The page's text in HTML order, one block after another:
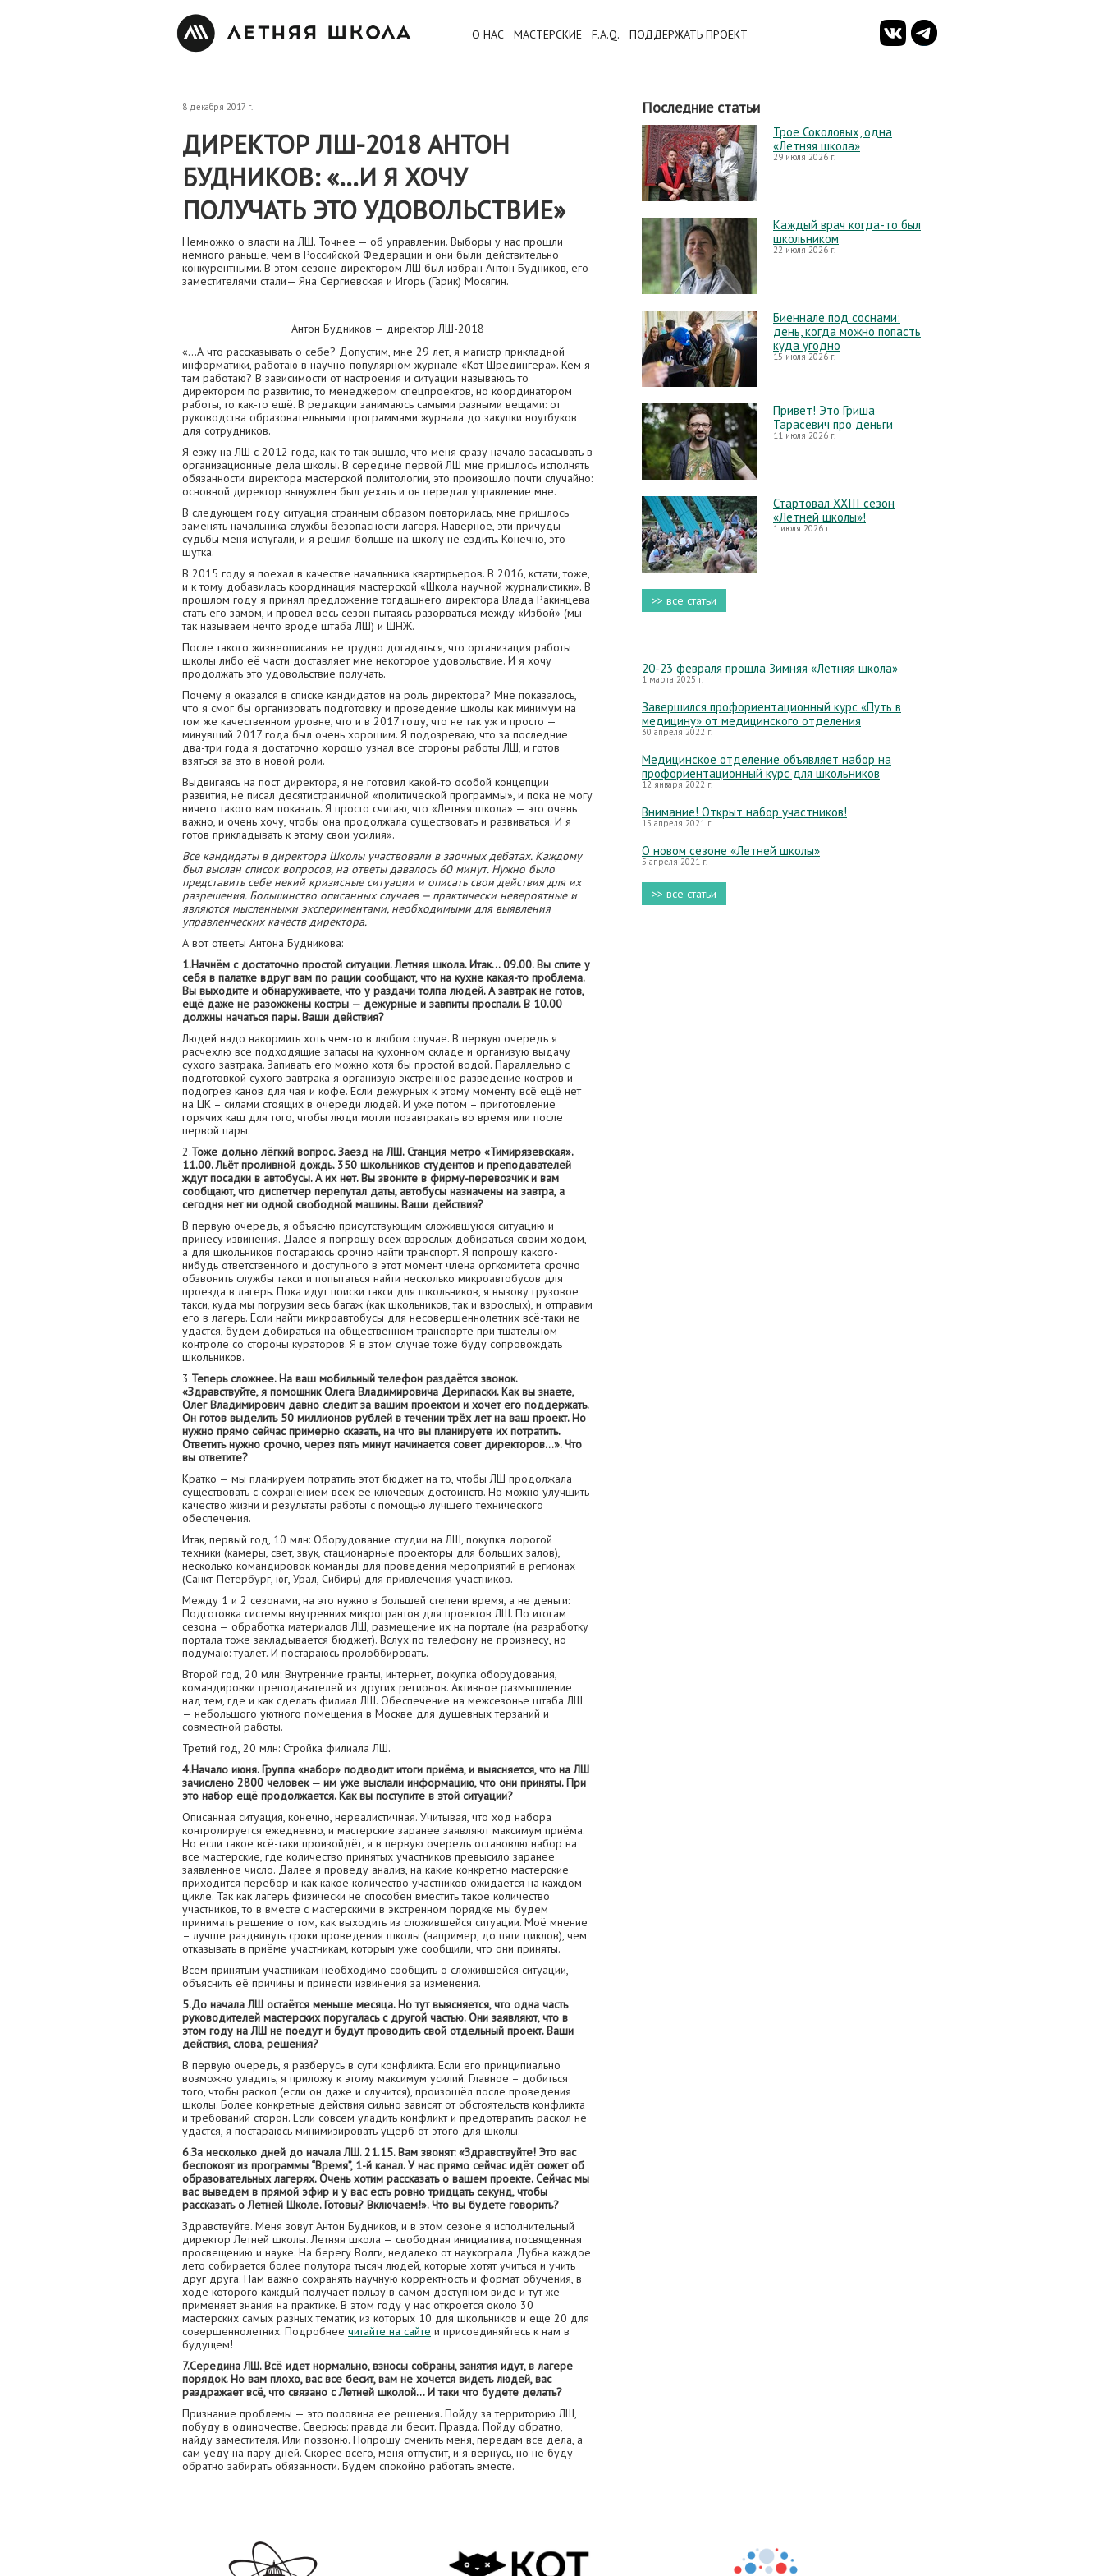
О НАС МАСТЕРСКИЕ F.A.Q. ПОДДЕРЖАТЬ ПРОЕКТ
8 декабря 2017 г.
ДИРЕКТОР ЛШ-2018 АНТОН
БУДНИКОВ: «…И Я ХОЧУ
ПОЛУЧАТЬ ЭТО УДОВОЛЬСТВИЕ»
Немножко о власти на ЛШ. Точнее — об управлении. Выборы у нас прошли
немного раньше, чем в Российской Федерации и они были действительно
конкурентными. В этом сезоне директором ЛШ был избран Антон Будников, его
заместителями стали— Яна Сергиевская и Игорь (Гарик) Мосягин.
Антон Будников — директор ЛШ-2018
«...А что рассказывать о себе? Допустим, мне 29 лет, я магистр прикладной
информатики, работаю в научно-популярном журнале «Кот Шрёдингера». Кем я
там работаю? В зависимости от настроения и ситуации называюсь то
директором по развитию, то менеджером спецпроектов, но координатором
работы, то как-то ещё. В редакции занимаюсь самыми разными вещами: от
руководства образовательными программами журнала до закупки ноутбуков
для сотрудников.
Я езжу на ЛШ с 2012 года, как-то так вышло, что меня сразу начало засасывать в
организационные дела школы. В середине первой ЛШ мне пришлось исполнять
обязанности директора мастерской политологии, это произошло почти случайно:
основной директор вынужден был уехать и он передал управление мне.
В следующем году ситуация странным образом повторилась, мне пришлось
заменять начальника службы безопасности лагеря. Наверное, эти причуды
судьбы меня испугали, и я решил больше на школу не ездить. Конечно, это
шутка.
В 2015 году я поехал в качестве начальника квартирьеров. В 2016, кстати, тоже,
и к тому добавилась координация мастерской «Школа научной журналистики». В
прошлом году я принял предложение тогдашнего директора Влада Ракинцева
стать его замом, и провёл весь сезон пытаясь разорваться между «Избой» (мы
так называем нечто вроде штаба ЛШ) и ШНЖ.
После такого жизнеописания не трудно догадаться, что организация работы
школы либо её части доставляет мне некоторое удовольствие. И я хочу
продолжать это удовольствие получать.
Почему я оказался в списке кандидатов на роль директора? Мне показалось,
что я смог бы организовать подготовку и проведение школы как минимум на
том же качественном уровне, что и в 2017 году, что не так уж и просто —
минувший 2017 года был очень хорошим. Я подозреваю, что за последние
два-три года я достаточно хорошо узнал все стороны работы ЛШ, и готов
взяться за это в новой роли.
Выдвигаясь на пост директора, я не готовил какой-то особой концепции
развития, не писал десятистраничной «политической программы», и пока не могу
ничего такого вам показать. Я просто считаю, что «Летняя школа» — это очень
важно, и очень хочу, чтобы она продолжала существовать и развиваться. И я
готов прикладывать к этому свои усилия».
Все кандидаты в директора Школы участвовали в заочных дебатах. Каждому
был выслан список вопросов, на ответы давалось 60 минут. Нужно было
представить себе некий кризисные ситуации и описать свои действия для их
разрешения. Большинство описанных случаев — практически невероятные и
являются мысленными экспериментами, необходимыми для выявления
управленческих качеств директора.
А вот ответы Антона Будникова:
1.Начнём с достаточно простой ситуации. Летняя школа. Итак… 09.00. Вы спите у
себя в палатке вдруг вам по рации сообщают, что на кухне какая-то проблема.
Вы выходите и обнаруживаете, что у раздачи толпа людей. А завтрак не готов,
ещё даже не разожжены костры — дежурные и завпиты проспали. В 10.00
должны начаться пары. Ваши действия?
Людей надо накормить хоть чем-то в любом случае. В первую очередь я
расчехлю все подходящие запасы на кухонном складе и организую выдачу
сухого завтрака. Запивать его можно хотя бы простой водой. Параллельно с
подготовкой сухого завтрака я организую экстренное разведение костров и
подогрев канов для чая и кофе. Если дежурных к этому моменту всё ещё нет
на ЦК – силами стоящих в очереди людей. И уже потом – приготовление
горячих каш для того, чтобы люди могли позавтракать во время или после
первой пары.
2.Тоже дольно лёгкий вопрос. Заезд на ЛШ. Станция метро «Тимирязевская».
11.00. Льёт проливной дождь. 350 школьников студентов и преподавателей
ждут посадки в автобусы. А их нет. Вы звоните в фирму-перевозчик и вам
сообщают, что диспетчер перепутал даты, автобусы назначены на завтра, а
сегодня нет ни одной свободной машины. Ваши действия?
В первую очередь, я объясню присутствующим сложившуюся ситуацию и
принесу извинения. Далее я попрошу всех взрослых добираться своим ходом,
а для школьников постараюсь срочно найти транспорт. Я попрошу какого-
нибудь ответственного и доступного в этот момент члена оргкомитета срочно
обзвонить службы такси и попытаться найти несколько микроавтобусов для
проезда в лагерь. Пока идут поиски такси для школьников, я вызову грузовое
такси, куда мы погрузим весь багаж (как школьников, так и взрослых), и отправим
его в лагерь. Если найти микроавтобусы для несовершеннолетних всё-таки не
удастся, будем добираться на общественном транспорте при тщательном
контроле со стороны кураторов. Я в этом случае тоже буду сопровождать
школьников.
3.Теперь сложнее. На ваш мобильный телефон раздаётся звонок.
«Здравствуйте, я помощник Олега Владимировича Дерипаски. Как вы знаете,
Олег Владимирович давно следит за вашим проектом и хочет его поддержать.
Он готов выделить 50 миллионов рублей в течении трёх лет на ваш проект. Но
нужно прямо сейчас примерно сказать, на что вы планируете их потратить.
Ответить нужно срочно, через пять минут начинается совет директоров…». Что
вы ответите?
Кратко — мы планируем потратить этот бюджет на то, чтобы ЛШ продолжала
существовать с сохранением всех ее ключевых достоинств. Но можно улучшить
качество жизни и результаты работы с помощью лучшего технического
обеспечения.
Итак, первый год, 10 млн: Оборудование студии на ЛШ, покупка дорогой
техники (камеры, свет, звук, стационарные проекторы для больших залов),
несколько командировок команды для проведения мероприятий в регионах
(Санкт-Петербург, юг, Урал, Сибирь) для привлечения участников.
Между 1 и 2 сезонами, на это нужно в большей степени время, а не деньги:
Подготовка системы внутренних микрогрантов для проектов ЛШ. По итогам
сезона — обработка материалов ЛШ, размещение их на портале (на разработку
портала тоже закладывается бюджет). Вслух по телефону не произнесу, но
подумаю: туалет. И постараюсь пролоббировать.
Второй год, 20 млн: Внутренние гранты, интернет, докупка оборудования,
командировки преподавателей из других регионов. Активное размышление
над тем, где и как сделать филиал ЛШ. Обеспечение на межсезонье штаба ЛШ
— небольшого уютного помещения в Москве для душевных терзаний и
совместной работы.
Третий год, 20 млн: Стройка филиала ЛШ.
4.Начало июня. Группа «набор» подводит итоги приёма, и выясняется, что на ЛШ
зачислено 2800 человек — им уже выслали информацию, что они приняты. При
это набор ещё продолжается. Как вы поступите в этой ситуации?
Описанная ситуация, конечно, нереалистичная. Учитывая, что ход набора
контролируется ежедневно, и мастерские заранее заявляют максимум приёма.
Но если такое всё-таки произойдёт, я в первую очередь остановлю набор на
все мастерские, где количество принятых участников превысило заранее
заявленное число. Далее я проведу анализ, на какие конкретно мастерские
приходится перебор и как какое количество участников ожидается на каждом
цикле. Так как лагерь физически не способен вместить такое количество
участников, то в вместе с мастерскими в экстренном порядке мы будем
принимать решение о том, как выходить из сложившейся ситуации. Моё мнение
– лучше раздвинуть сроки проведения школы (например, до пяти циклов), чем
отказывать в приёме участникам, которым уже сообщили, что они приняты.
Всем принятым участникам необходимо сообщить о сложившейся ситуации,
объяснить её причины и принести извинения за изменения.
5.До начала ЛШ остаётся меньше месяца. Но тут выясняется, что одна часть
руководителей мастерских поругалась с другой частью. Они заявляют, что в
этом году на ЛШ не поедут и будут проводить свой отдельный проект. Ваши
действия, слова, решения?
В первую очередь, я разберусь в сути конфликта. Если его принципиально
возможно уладить, я приложу к этому максимум усилий. Главное – добиться
того, чтобы раскол (если он даже и случится), произошёл после проведения
школы. Более конкретные действия сильно зависят от обстоятельств конфликта
и требований сторон. Если совсем уладить конфликт и предотвратить раскол не
удастся, я постараюсь минимизировать ущерб от этого для школы.
6.За несколько дней до начала ЛШ. 21.15. Вам звонят: «Здравствуйте! Это вас
беспокоят из программы “Время”, 1-й канал. У нас прямо сейчас идёт сюжет об
образовательных лагерях. Очень хотим рассказать о вашем проекте. Сейчас мы
вас выведем в прямой эфир и у вас есть ровно тридцать секунд, чтобы
рассказать о Летней Школе. Готовы? Включаем!». Что вы будете говорить?
Здравствуйте. Меня зовут Антон Будников, и в этом сезоне я исполнительный
директор Летней школы. Летняя школа — свободная инициатива, посвященная
просвещению и науке. На берегу Волги, недалеко от наукограда Дубна каждое
лето собирается более полутора тысяч людей, которые хотят учиться и учить
друг друга. Нам важно сохранять научную корректность и формат обучения, в
ходе которого каждый получает пользу в самом доступном виде и тут же
применяет знания на практике. В этом году у нас откроется около 30
мастерских самых разных тематик, из которых 10 для школьников и еще 20 для
совершеннолетних. Подробнее читайте на сайте и присоединяйтесь к нам в
будущем!
7.Середина ЛШ. Всё идет нормально, взносы собраны, занятия идут, в лагере
порядок. Но вам плохо, вас все бесит, вам не хочется видеть людей, вас
раздражает всё, что связано с Летней школой… И таки что будете делать?
Признание проблемы — это половина ее решения. Пойду за территорию ЛШ,
побуду в одиночестве. Сверюсь: правда ли бесит. Правда. Пойду обратно,
найду заместителя. Или позвоню. Попрошу сменить меня, передам все дела, а
сам уеду на пару дней. Скорее всего, меня отпустит, и я вернусь, но не буду
обратно забирать обязанности. Будем спокойно работать вместе.
Последние статьи
Трое Соколовых, одна
«Летняя школа»
29 июля 2026 г.
Каждый врач когда-то был
школьником
22 июля 2026 г.
Биеннале под соснами:
день, когда можно попасть
куда угодно
15 июля 2026 г.
Привет! Это Гриша
Тарасевич про деньги
11 июля 2026 г.
Стартовал XXIII сезон
«Летней школы»!
1 июля 2026 г.
>> все статьи
20-23 февраля прошла Зимняя «Летняя школа»
1 марта 2025 г.
Завершился профориентационный курс «Путь в
медицину» от медицинского отделения
30 апреля 2022 г.
Медицинское отделение объявляет набор на
профориентационный курс для школьников
12 января 2022 г.
Внимание! Открыт набор участников!
15 апреля 2021 г.
О новом сезоне «Летней школы»
5 апреля 2021 г.
>> все статьи